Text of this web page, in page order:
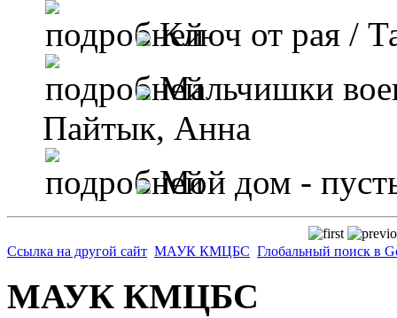
Ключ от рая /
Мальчишки
Пайтык, Анна
Мой дом -
Ссылка на другой сайт МАУК КМЦБС Глобальный поиск в
МАУК КМЦБС